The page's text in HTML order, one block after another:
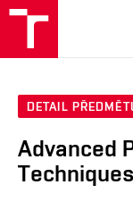
DETAIL
Advanced
Techniques